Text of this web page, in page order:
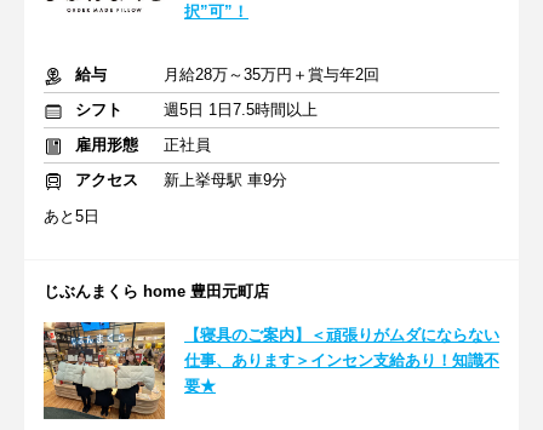
択”可”！
給与
月給28万～35万円＋賞与年2回
シフト
週5日 1日7.5時間以上
雇用形態
正社員
アクセス
新上挙母駅 車9分
あと5日
じぶんまくら home 豊田元町店
【寝具のご案内】＜頑張りがムダにならない
仕事、あります＞インセン支給あり！知識不
要★